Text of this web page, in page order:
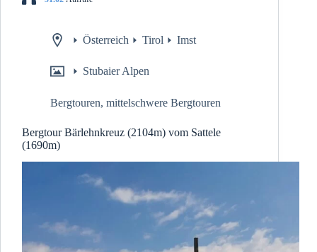
Österreich Tirol Imst
Stubaier Alpen
Bergtouren, mittelschwere Bergtouren
Bergtour Bärlehnkreuz (2104m) vom Sattele
(1690m)